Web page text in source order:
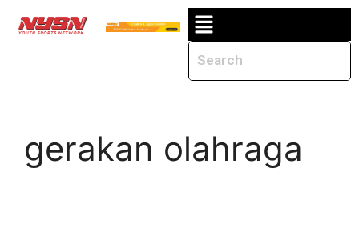
gerakan olahraga